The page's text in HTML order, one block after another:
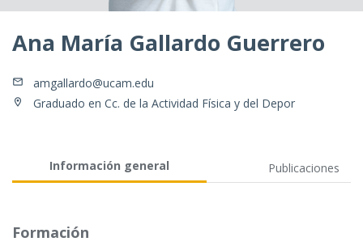
Ana María Gallardo Guerrero
amgallardo@ucam.edu
Graduado en Cc. de la Actividad Física y del Depor
Información general Publicaciones
Formación